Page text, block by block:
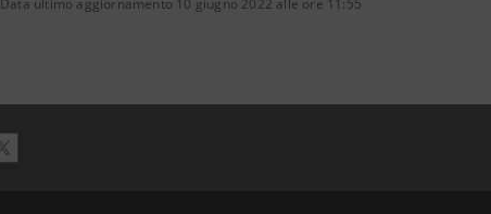
Data ultimo aggiornamento 10 giugno 2022 alle ore 11:55